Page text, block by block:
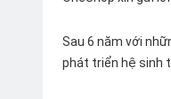
Sau 6 năm với
phát triển hệ sinh